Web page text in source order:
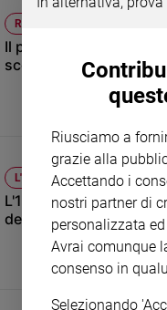
Famiglia
ed
educazione
Genitori
Coppia
Scuola
giovani
Adolescenza
Bioetica
RUSSIA
Il partito dello zar Putin
scontento dei russi
L'INTERVENTO
L'11 settembre, la
della guerra al
Riusciamo a
grazie alla
Accettando i
nostri partner di
personalizzata
Avrai comunque
consenso in
Selezionando